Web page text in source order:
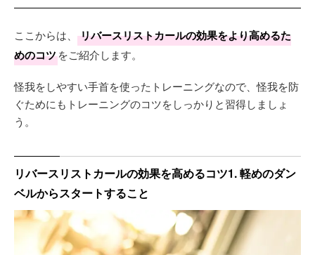
ここからは、
リバースリストカールの効果をより高めるた
めのコツをご紹介します。
怪我をしやすい手首を使ったトレーニングなので、怪我を防
ぐためにもトレーニングのコツをしっかりと習得しましょ
う。
リバースリストカールの効果を高めるコツ1. 軽めのダン
ベルからスタートすること